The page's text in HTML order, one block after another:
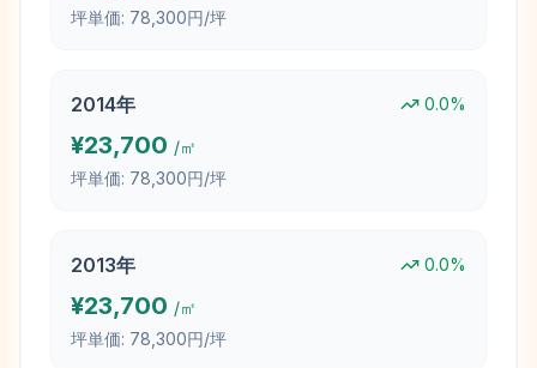
坪単価: 78,300円/坪
2014年 0.0%
¥23,700 /㎡
坪単価: 78,300円/坪
2013年 0.0%
¥23,700 /㎡
坪単価: 78,300円/坪